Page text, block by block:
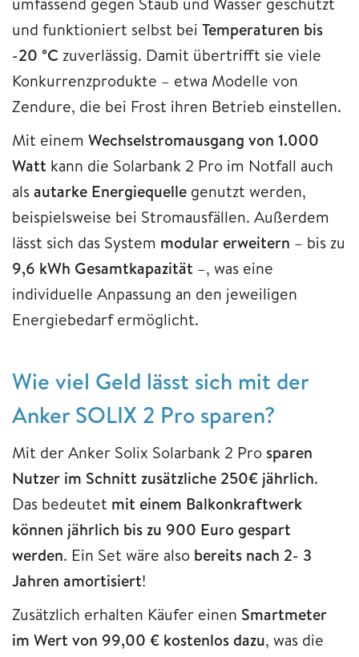
und funktioniert selbst bei Temperaturen bis
-20 °C zuverlässig. Damit übertrifft sie viele
Konkurrenzprodukte – etwa Modelle von
Zendure, die bei Frost ihren Betrieb einstellen.
Mit einem Wechselstromausgang von 1.000
Watt kann die Solarbank 2 Pro im Notfall auch
alsautarke Energiequelle genutzt werden,
beispielsweise bei Stromausfällen. Außerdem
lässt sich das System modular erweitern – bis zu
9,6 kWh Gesamtkapazität –, was eine
individuelle Anpassung an den jeweiligen
Energiebedarf ermöglicht.
Wie viel Geld lässt sich mit der
Anker SOLIX 2 Pro sparen?
Mit der Anker Solix Solarbank 2 Pro sparen
Nutzer im Schnitt zusätzliche 250€ jährlich.
Das bedeutet mit einem Balkonkraftwerk
können jährlich bis zu 900 Euro gespart
werden. Ein Set wäre also bereits nach 2- 3
Jahren amortisiert!
Zusätzlich erhalten Käufer einen Smartmeter
im Wert von 99,00 € kostenlos dazu, was die